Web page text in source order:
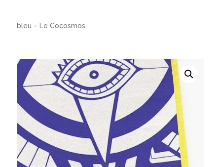
bleu – Le Cocosmos